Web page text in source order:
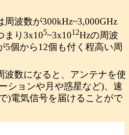
周波数が300kHz~3,000GHz
まり3x105~3x1012Hzの周波
5個から12個も付く程高い周
波数になると、アンテナを使
ションや月や惑星など)、速
)電気信号を届けることがで